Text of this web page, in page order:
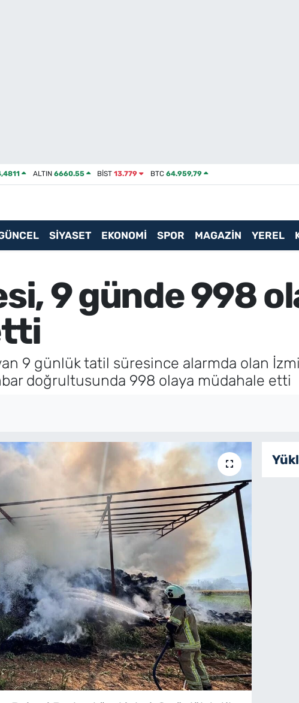
ALTIN 6660.55 BİST13.779 BTC 64.959,79
SİYASET EKONOMİ SPOR MAGAZİN YEREL
9 günde 998
9 günlük tatil süresince alarmda olan
doğrultusunda 998 olaya müdahale etti